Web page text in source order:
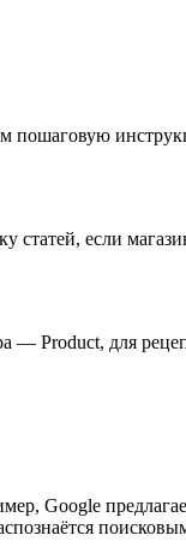
пошаговую
статей, если
— Product, для
Google